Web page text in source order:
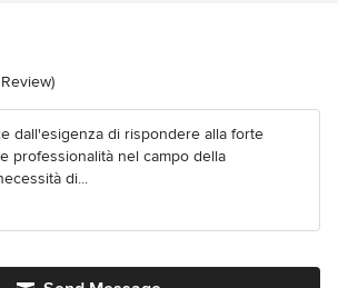
of 5 stars
Review)
dall'esigenza di rispondere alla forte
professionalità nel campo della
di...